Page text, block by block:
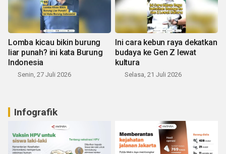
Lomba kicau bikin burung
liar punah? ini kata Burung
Indonesia
Senin, 27 Juli 2026
Ini cara kebun raya dekatkan
budaya ke Gen Z lewat
kultura
Selasa, 21 Juli 2026
Infografik